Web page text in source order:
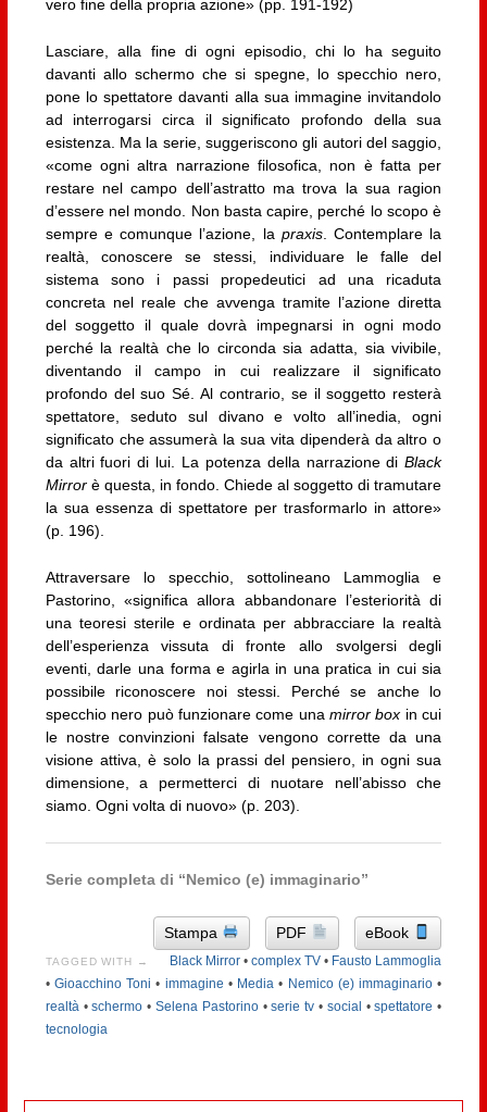
vero fine della propria azione» (pp. 191-192)
Lasciare, alla fine di ogni episodio, chi lo ha seguito
davanti allo schermo che si spegne, lo specchio nero,
pone lo spettatore davanti alla sua immagine invitandolo
ad interrogarsi circa il significato profondo della sua
esistenza. Ma la serie, suggeriscono gli autori del saggio,
«come ogni altra narrazione filosofica, non è fatta per
restare nel campo dell’astratto ma trova la sua ragion
d’essere nel mondo. Non basta capire, perché lo scopo è
sempre e comunque l’azione, la praxis. Contemplare la
realtà, conoscere se stessi, individuare le falle del
sistema sono i passi propedeutici ad una ricaduta
concreta nel reale che avvenga tramite l’azione diretta
del soggetto il quale dovrà impegnarsi in ogni modo
perché la realtà che lo circonda sia adatta, sia vivibile,
diventando il campo in cui realizzare il significato
profondo del suo Sé. Al contrario, se il soggetto resterà
spettatore, seduto sul divano e volto all’inedia, ogni
significato che assumerà la sua vita dipenderà da altro o
da altri fuori di lui. La potenza della narrazione diBlack
Mirrorè questa, in fondo. Chiede al soggetto di tramutare
la sua essenza di spettatore per trasformarlo in attore»
(p. 196).
Attraversare lo specchio, sottolineano Lammoglia e
Pastorino, «significa allora abbandonare l’esteriorità di
una teoresi sterile e ordinata per abbracciare la realtà
dell’esperienza vissuta di fronte allo svolgersi degli
eventi, darle una forma e agirla in una pratica in cui sia
possibile riconoscere noi stessi. Perché se anche lo
specchio nero può funzionare come unamirror box in cui
le nostre convinzioni falsate vengono corrette da una
visione attiva, è solo la prassi del pensiero, in ogni sua
dimensione, a permetterci di nuotare nell’abisso che
siamo. Ogni volta di nuovo» (p. 203).
Serie completa di “Nemico (e) immaginario”
Stampa PDF eBook
TAGGED WITH → Black Mirror •complex TV • Fausto Lammoglia
• Gioacchino Toni • immagine • Media • Nemico (e) immaginario •
realtà •schermo • Selena Pastorino•serie tv • social •spettatore •
tecnologia